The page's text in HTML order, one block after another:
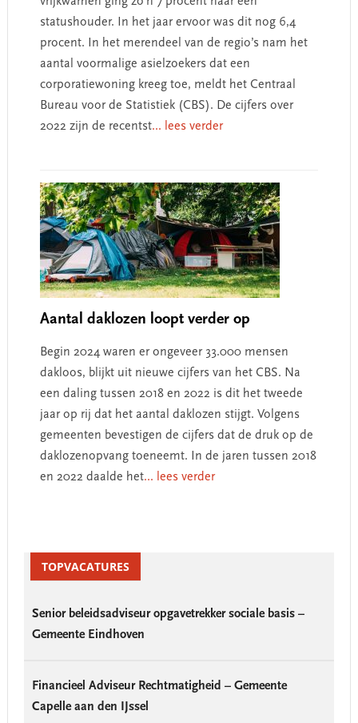
statushouder. In het jaar ervoor was dit nog 6,4
procent. In het merendeel van de regio’s nam het
aantal voormalige asielzoekers dat een
corporatiewoning kreeg toe, meldt het Centraal
Bureau voor de Statistiek (CBS). De cijfers over
2022 zijn de recentst... lees verder
Aantal daklozen loopt verder op
Begin 2024 waren er ongeveer 33.000 mensen
dakloos, blijkt uit nieuwe cijfers van het CBS. Na
een daling tussen 2018 en 2022 is dit het tweede
jaar op rij dat het aantal daklozen stijgt. Volgens
gemeenten bevestigen de cijfers dat de druk op de
daklozenopvang toeneemt. In de jaren tussen 2018
en 2022 daalde het... lees verder
SidebarTOPVACATURES
Senior beleidsadviseur opgavetrekker sociale basis –
Gemeente Eindhoven
Financieel Adviseur Rechtmatigheid – Gemeente
Capelle aan den IJssel